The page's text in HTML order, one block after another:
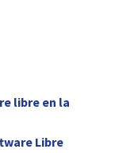
libre en la
Libre